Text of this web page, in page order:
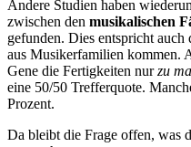
Andere Studien haben
zwischen den musikalischen
gefunden. Dies entspricht
aus Musikerfamilien kommen.
Gene die Fertigkeiten nurzu
eine 50/50 Trefferquote.
Prozent.
Da bleibt die Frage offen, was